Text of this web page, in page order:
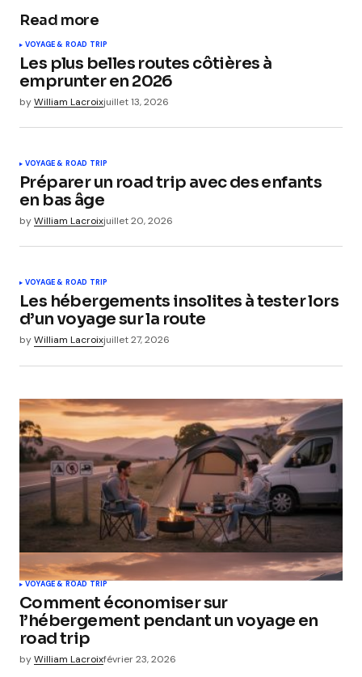
Read more
VOYAGE & ROAD TRIP
Les plus belles routes côtières à
emprunter en 2026
byWilliam Lacroixjuillet 13, 2026
VOYAGE & ROAD TRIP
Préparer un road trip avec des enfants
en bas âge
byWilliam Lacroixjuillet 20, 2026
VOYAGE & ROAD TRIP
Les hébergements insolites à tester lors
d’un voyage sur la route
byWilliam Lacroixjuillet 27, 2026
VOYAGE & ROAD TRIP
Comment économiser sur
l’hébergement pendant un voyage en
road trip
byWilliam Lacroixfévrier 23, 2026